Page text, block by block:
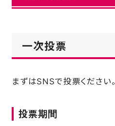
一次投票
まずはSNSで投票ください。
投票期間